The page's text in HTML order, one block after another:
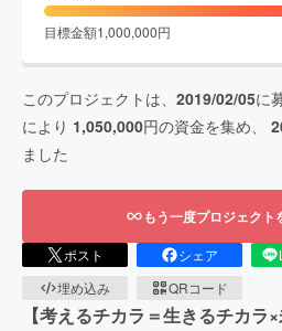
目標金額1,000,000円
このプロジェクトは、 2019/02/05に
により 1,050,000円の資金を集め、
ました
もう一度プロジェクト
ポスト シェア
埋め込み
QRコード
【考えるチカラ＝生きるチカラ